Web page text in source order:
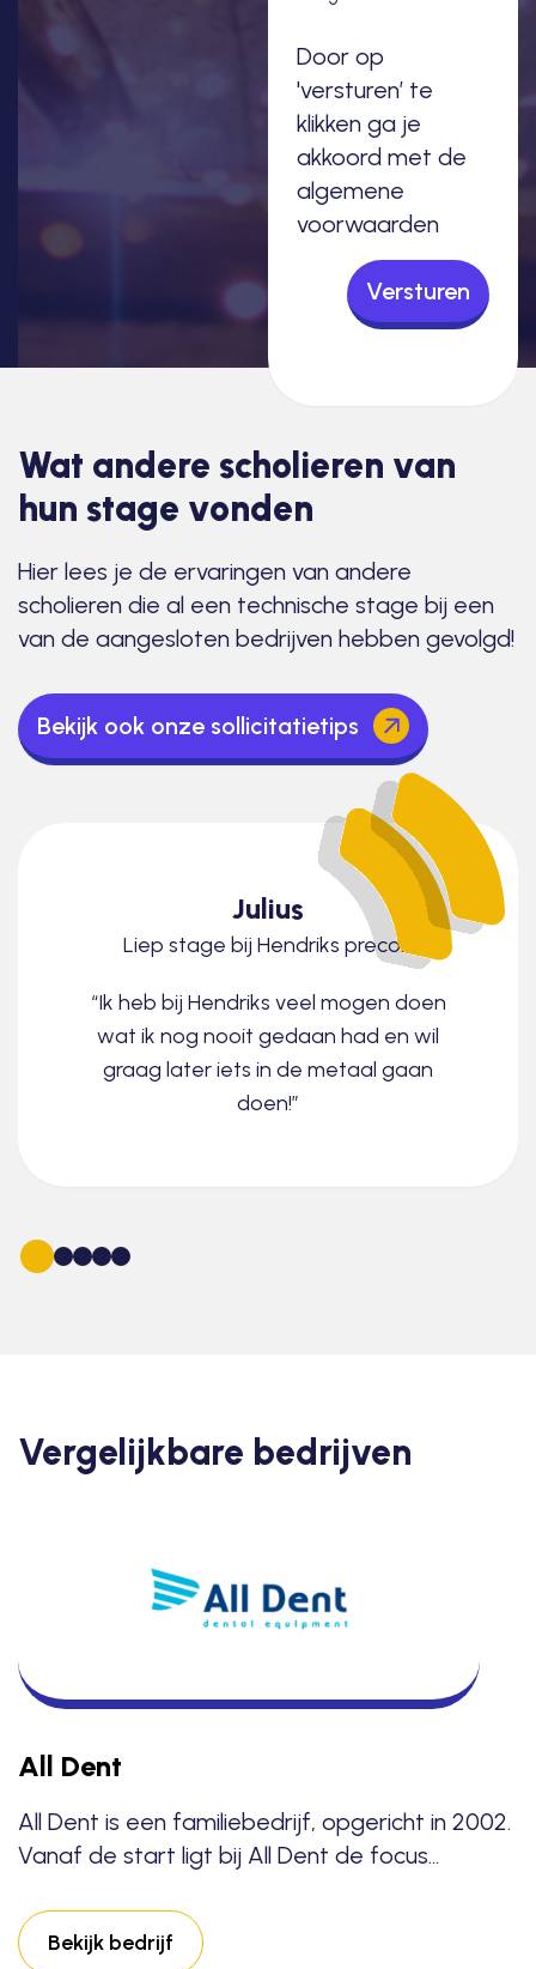
Door op
'versturen’ te
klikken ga je
akkoord met de
algemene
voorwaarden
Versturen
Wat andere scholieren van
hun stage vonden
Hier lees je de ervaringen van andere
scholieren die al een technische stage bij een
van de aangesloten bedrijven hebben gevolgd!
Bekijk ook onze sollicitatietips
Julius
Liep stage bij Hendriks precon
“Ik heb bij Hendriks veel mogen doen
wat ik nog nooit gedaan had en wil
graag later iets in de metaal gaan
doen!”
Vergelijkbare bedrijven
All Dent
All Dent is een familiebedrijf, opgericht in 2002.
Vanaf de start ligt bij All Dent de focus…
Bekijk bedrijf